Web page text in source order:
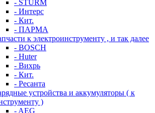
- STURM
- Интерс
- Кит.
- ПАРМА
к электроинструменту , и так далее
- BOSCH
- Huter
- Вихрь
- Кит.
- Ресанта
устройства и аккумуляторы ( к
)
- AEG